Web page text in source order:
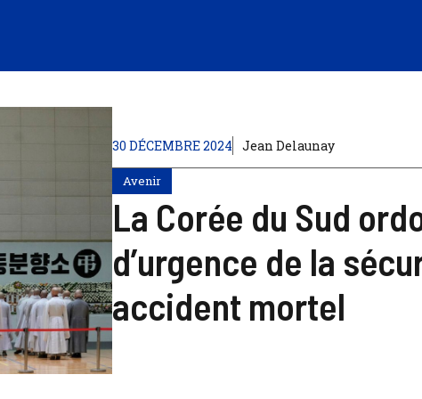
30 DÉCEMBRE 2024 Jean Delaunay
Avenir
La Corée du Sud
d’urgence de la
accident mortel